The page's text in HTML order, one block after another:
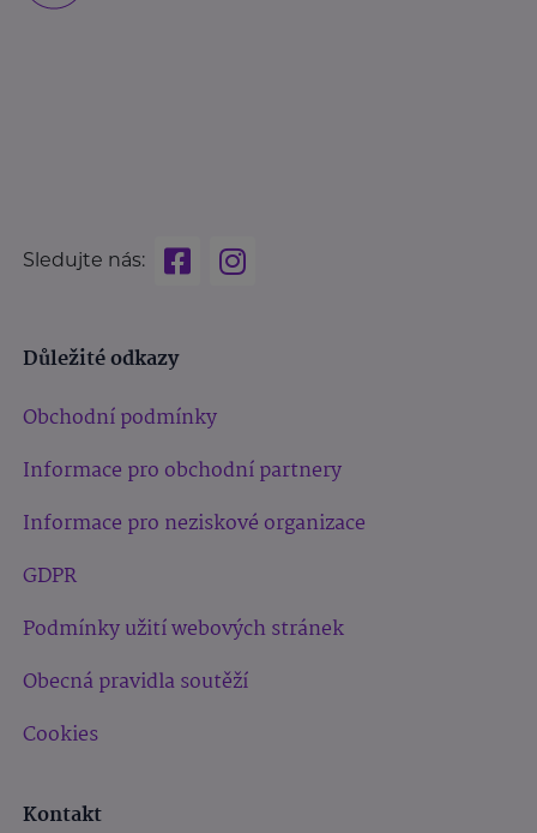
Sledujte nás:
Důležité odkazy
Obchodní podmínky
Informace pro obchodní partnery
Informace pro neziskové organizace
GDPR
Podmínky užití webových stránek
Obecná pravidla soutěží
Cookies
Kontakt